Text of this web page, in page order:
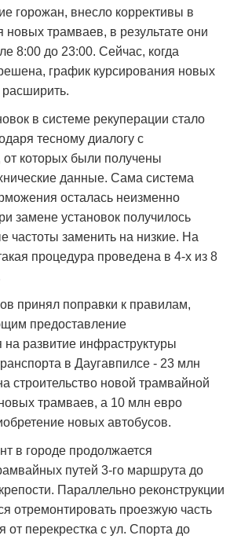
горожан, внесло коррективы в
новых трамваев, в результате они
8:00 до 23:00. Сейчас, когда
график курсирования новых
в системе рекуперации стало
тесному диалогу с
от которых были получены
данные. Сама система
осталась неизменно
замене установок получилось
частоты заменить на низкие. На
процедура проведена в 4-х из 8
принял поправки к правилам,
предоставление
развитие инфраструктуры
в Даугавпилсе - 23 млн
строительство новой трамвайной
трамваев, а 10 млн евро
новых автобусов.
в городе продолжается
путей 3-го маршрута до
Параллельно реконструкции
отремонтировать проезжую часть
перекрестка с ул. Спорта до